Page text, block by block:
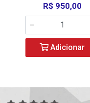
R$ 950,00
Adicionar